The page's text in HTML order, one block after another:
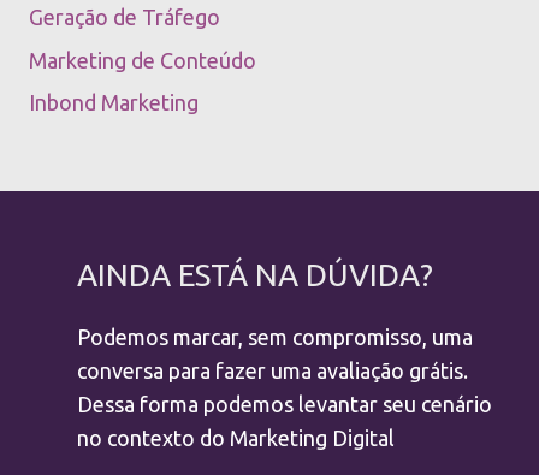
Geração de Tráfego
Marketing de Conteúdo
Inbond Marketing
AINDA ESTÁ NA DÚVIDA?
Podemos marcar, sem compromisso, uma
conversa para fazer uma avaliação grátis.
Dessa forma podemos levantar seu cenário
no contexto do Marketing Digital